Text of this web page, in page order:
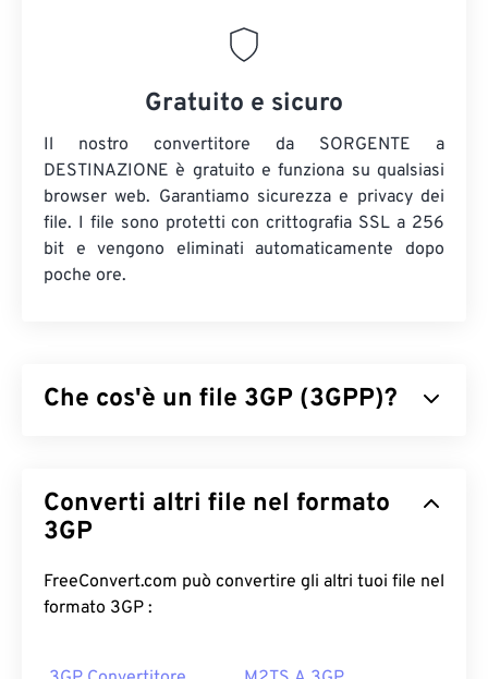
Gratuito e sicuro
Il nostro convertitore da SORGENTE a
DESTINAZIONE è gratuito e funziona su qualsiasi
browser web. Garantiamo sicurezza e privacy dei
file. I file sono protetti con crittografia SSL a 256
bit e vengono eliminati automaticamente dopo
poche ore.
Che cos'è un file 3GP (3GPP)?
Telecommunications System) di terza generazione
(3G), ovvero uno standard globale per la telefonia
la telefonia mobile, il formato 3GP consente ai
telefoni cellulari sulle reti UMTS di acquisire,
Converti altri file nel formato
3GP
FreeConvert.com può convertire gli altri tuoi file nel
formato 3GP :